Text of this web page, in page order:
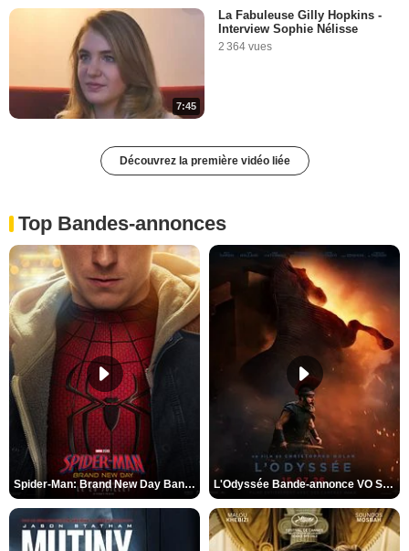
7:45
La Fabuleuse Gilly Hopkins -
Interview Sophie Nélisse
2 364 vues
Découvrez la première vidéo liée
Top Bandes-annonces
Spider-Man: Brand New Day Bande-annonce VO STFR L'Odyssée Bande-annonce VO STFR